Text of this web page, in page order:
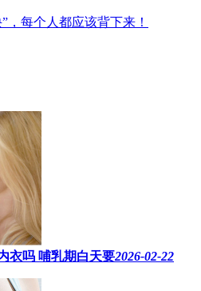
，每个人都应该背下来！
衣吗​ 哺乳期白天要2026-02-22